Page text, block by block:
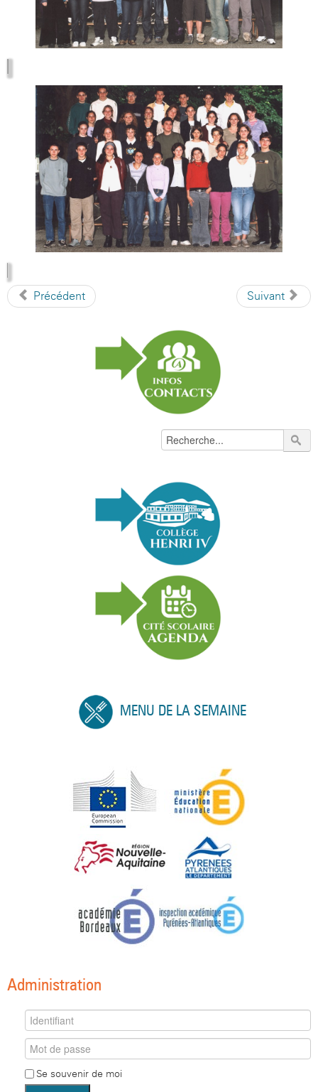
Précédent Suivant
MENU DE LA SEMAINE
Administration
Se souvenir de moi